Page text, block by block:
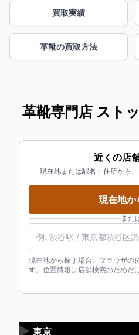
買取実績
革靴の買取方法
革靴専門店 スト
近くの店
現在地または駅名・住所から
現在地か
また
現在地から探す場合、ブラウザの
す。位置情報は店舗検索のためだ
東京
▶